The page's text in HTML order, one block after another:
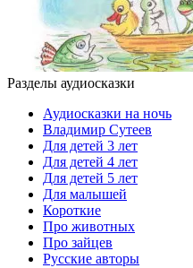
Разделы аудиосказки
Аудиосказки на ночь
Владимир Сутеев
Для детей 3 лет
Для детей 4 лет
Для детей 5 лет
Для малышей
Короткие
Про животных
Про зайцев
Русские авторы